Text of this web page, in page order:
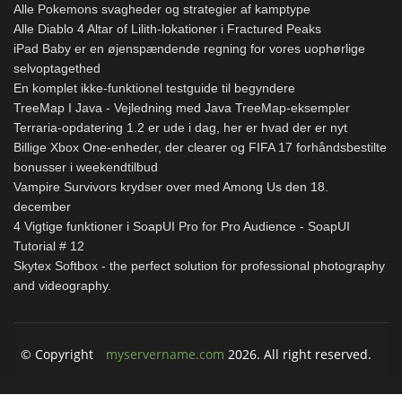
Alle Pokemons svagheder og strategier af kamptype
Alle Diablo 4 Altar of Lilith-lokationer i Fractured Peaks
iPad Baby er en øjenspændende regning for vores uophørlige
selvoptagethed
En komplet ikke-funktionel testguide til begyndere
TreeMap I Java - Vejledning med Java TreeMap-eksempler
Terraria-opdatering 1.2 er ude i dag, her er hvad der er nyt
Billige Xbox One-enheder, der clearer og FIFA 17 forhåndsbestilte
bonusser i weekendtilbud
Vampire Survivors krydser over med Among Us den 18.
december
4 Vigtige funktioner i SoapUI Pro for Pro Audience - SoapUI
Tutorial # 12
Skytex Softbox - the perfect solution for professional photography
and videography.
© Copyright myservername.com 2026. All right reserved.